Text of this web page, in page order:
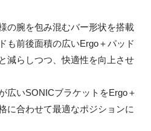
の腕を包み混むバー形状を搭載
も前後面積の広いErgo＋パッド
減らしつつ、快適性を向上させ
広いSONICブラケットをErgo＋
に合わせて最適なポジションに